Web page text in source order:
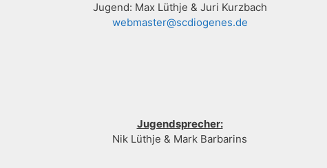
Jugend: Max Lüthje & Juri Kurzbach
webmaster@scdiogenes.de
Jugendsprecher:
Nik Lüthje & Mark Barbarins